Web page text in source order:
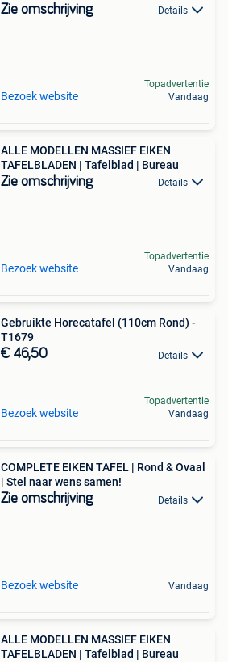
Zie omschrijving Details
Bezoek website
Topadvertentie
Vandaag
ALLE MODELLEN MASSIEF EIKEN
TAFELBLADEN | Tafelblad | Bureau
Zie omschrijving Details
Bezoek website
Topadvertentie
Vandaag
Gebruikte Horecatafel (110cm Rond) -
T1679
€ 46,50 Details
Bezoek website
Topadvertentie
Vandaag
COMPLETE EIKEN TAFEL | Rond & Ovaal
| Stel naar wens samen!
Zie omschrijving Details
Bezoek website Vandaag
ALLE MODELLEN MASSIEF EIKEN
TAFELBLADEN | Tafelblad | Bureau